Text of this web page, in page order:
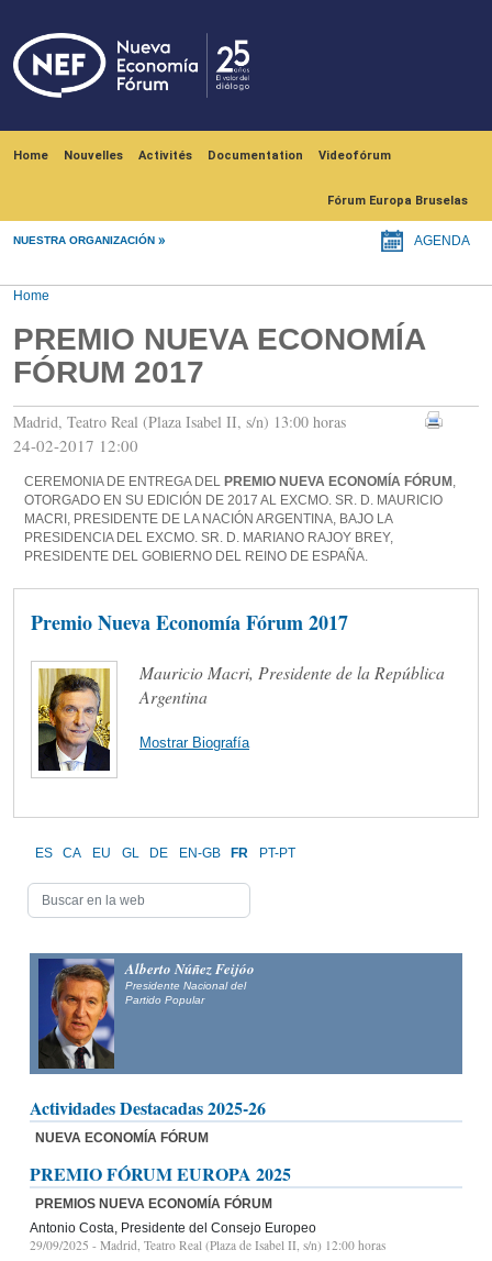
Home Nouvelles Activités Documentation Videofórum
Fórum Europa Bruselas
NUESTRA ORGANIZACIÓN AGENDA
Home
PREMIO NUEVA ECONOMÍA
FÓRUM 2017
Madrid, Teatro Real (Plaza Isabel II, s/n) 13:00 horas
24-02-2017 12:00
CEREMONIA DE ENTREGA DEL PREMIO NUEVA ECONOMÍA FÓRUM
OTORGADO EN SU EDICIÓN DE 2017 AL EXCMO. SR. D. MAURICIO
MACRI, PRESIDENTE DE LA NACIÓN ARGENTINA, BAJO LA
PRESIDENCIA DEL EXCMO. SR. D. MARIANO RAJOY BREY,
PRESIDENTE DEL GOBIERNO DEL REINO DE ESPAÑA.
Premio Nueva Economía Fórum 2017
Mauricio Macri, Presidente de la República
Argentina
Mostrar Biografía
ES CA EU GL DE EN-GB FR PT-PT
Alberto Núñez Feijóo
Presidente Nacional del
Partido Popular
Actividades Destacadas 2025-26
NUEVA ECONOMÍA FÓRUM
PREMIO FÓRUM EUROPA 2025
PREMIOS NUEVA ECONOMÍA FÓRUM
Antonio Costa, Presidente del Consejo Europeo
29/09/2025 - Madrid, Teatro Real (Plaza de Isabel II, s/n) 12:00 horas